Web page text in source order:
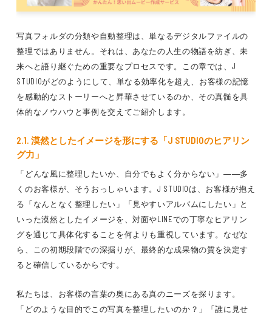
写真フォルダの分類や自動整理は、単なるデジタルファイルの
整理ではありません。それは、あなたの人生の物語を紡ぎ、未
来へと語り継ぐための重要なプロセスです。この章では、J
STUDIOがどのようにして、単なる効率化を超え、お客様の記憶
を感動的なストーリーへと昇華させているのか、その真髄を具
体的なノウハウと事例を交えてご紹介します。
2.1. 漠然としたイメージを形にする「J STUDIOのヒアリン
グ力」
「どんな風に整理したいか、自分でもよく分からない」――多
くのお客様が、そうおっしゃいます。J STUDIOは、お客様が抱え
る「なんとなく整理したい」「見やすいアルバムにしたい」と
いった漠然としたイメージを、対面やLINEでの丁寧なヒアリン
グを通じて具体化することを何よりも重視しています。なぜな
ら、この初期段階での深掘りが、最終的な成果物の質を決定す
ると確信しているからです。
私たちは、お客様の言葉の奥にある真のニーズを探ります。
「どのような目的でこの写真を整理したいのか？」「誰に見せ